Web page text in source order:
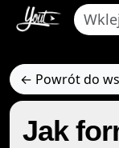
← Powrót do
Jak